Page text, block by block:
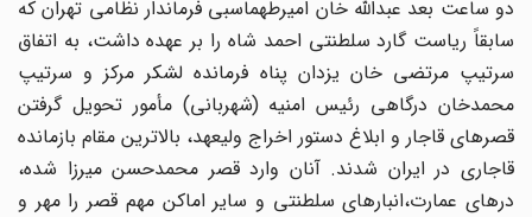
دو ساعت بعد عبدالله خان امیر‌طهماسبی فرماندار نظامی تهران که
سابقاً ریاست گارد سلطنتی احمد شاه را بر عهده داشت، به اتفاق
سرتیپ مرتضی خان یزدان پناه فرمانده لشکر مرکز و سرتیپ
محمد‌خان درگاهی رئیس امنیه (شهربانی) مأمور تحویل گرفتن
قصرهای قاجار و ابلاغ دستور اخراج ولیعهد، بالاترین مقام بازمانده
قاجاری در ایران شدند. آنان وارد قصر محمد‌حسن میرزا شده،
درهای عمارت،‌انبارهای سلطنتی و سایر اماکن مهم قصر را مهر و